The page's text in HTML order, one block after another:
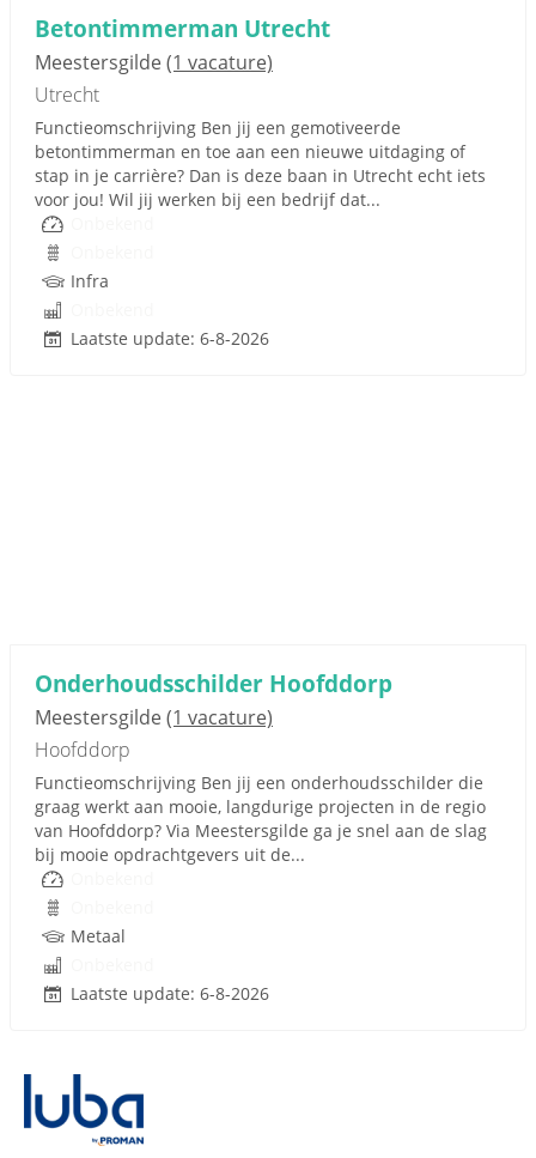
Betontimmerman Utrecht
Meestersgilde(1 vacature)
Utrecht
Functieomschrijving Ben jij een gemotiveerde
betontimmerman en toe aan een nieuwe uitdaging of
stap in je carrière? Dan is deze baan in Utrecht echt iets
voor jou! Wil jij werken bij een bedrijf dat...
Infra
Laatste update: 6-8-2026
Onderhoudsschilder Hoofddorp
Meestersgilde(1 vacature)
Hoofddorp
Functieomschrijving Ben jij een onderhoudsschilder die
graag werkt aan mooie, langdurige projecten in de regio
van Hoofddorp? Via Meestersgilde ga je snel aan de slag
bij mooie opdrachtgevers uit de...
Metaal
Laatste update: 6-8-2026